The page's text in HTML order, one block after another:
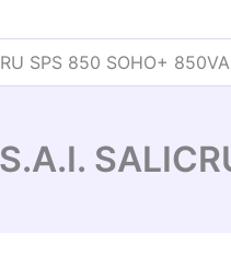
SPS 850 SOHO+
S.A.I.